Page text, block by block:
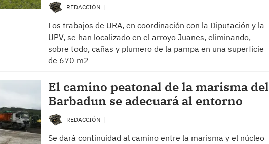
REDACCIÓN
Los trabajos de URA, en coordinación con la Diputación y la
UPV, se han localizado en el arroyo Juanes, eliminando,
sobre todo, cañas y plumero de la pampa en una superficie
de 670 m2
El camino peatonal de la marisma del
Barbadun se adecuará al entorno
REDACCIÓN
Se dará continuidad al camino entre la marisma y el núcleo